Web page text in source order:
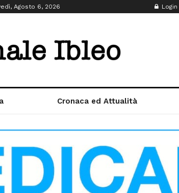
Agosto 6, 2026 Login
Cronaca ed Attualità